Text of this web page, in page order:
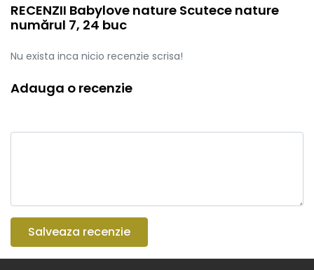
RECENZII Babylove nature Scutece nature
numărul 7, 24 buc
Nu exista inca nicio recenzie scrisa!
Adauga o recenzie
Salveaza recenzie